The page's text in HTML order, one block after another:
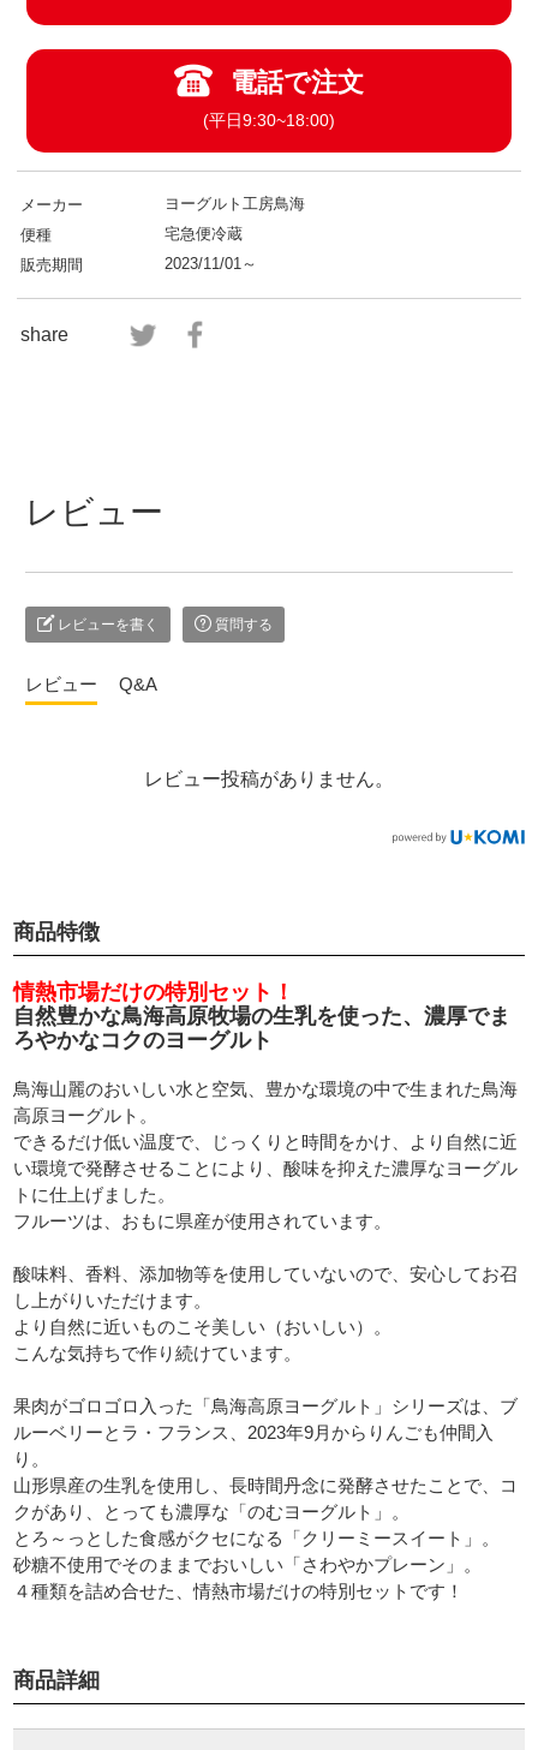
電話で注文
(平日9:30~18:00)
メーカー
ヨーグルト工房鳥海
便種
宅急便冷蔵
販売期間
2023/11/01～
share
レビュー
レビューを書く 質問する
レビュー Q&A
レビュー投稿がありません。
商品特徴
情熱市場だけの特別セット！
自然豊かな鳥海高原牧場の生乳を使った、濃厚でま
ろやかなコクのヨーグルト
鳥海山麗のおいしい水と空気、豊かな環境の中で生まれた鳥海
高原ヨーグルト。
できるだけ低い温度で、じっくりと時間をかけ、より自然に近
い環境で発酵させることにより、酸味を抑えた濃厚なヨーグル
トに仕上げました。
フルーツは、おもに県産が使用されています。
酸味料、香料、添加物等を使用していないので、安心してお召
し上がりいただけます。
より自然に近いものこそ美しい（おいしい）。
こんな気持ちで作り続けています。
果肉がゴロゴロ入った「鳥海高原ヨーグルト」シリーズは、ブ
ルーベリーとラ・フランス、2023年9月からりんごも仲間入
り。
山形県産の生乳を使用し、長時間丹念に発酵させたことで、コ
クがあり、とっても濃厚な「のむヨーグルト」。
とろ～っとした食感がクセになる「クリーミースイート」。
砂糖不使用でそのままでおいしい「さわやかプレーン」。
４種類を詰め合せた、情熱市場だけの特別セットです！
商品詳細